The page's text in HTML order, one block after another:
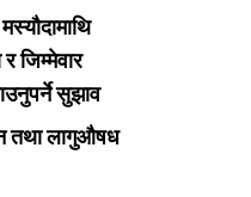
जिम्मेवार
सुझाव
तथा लागुऔषध